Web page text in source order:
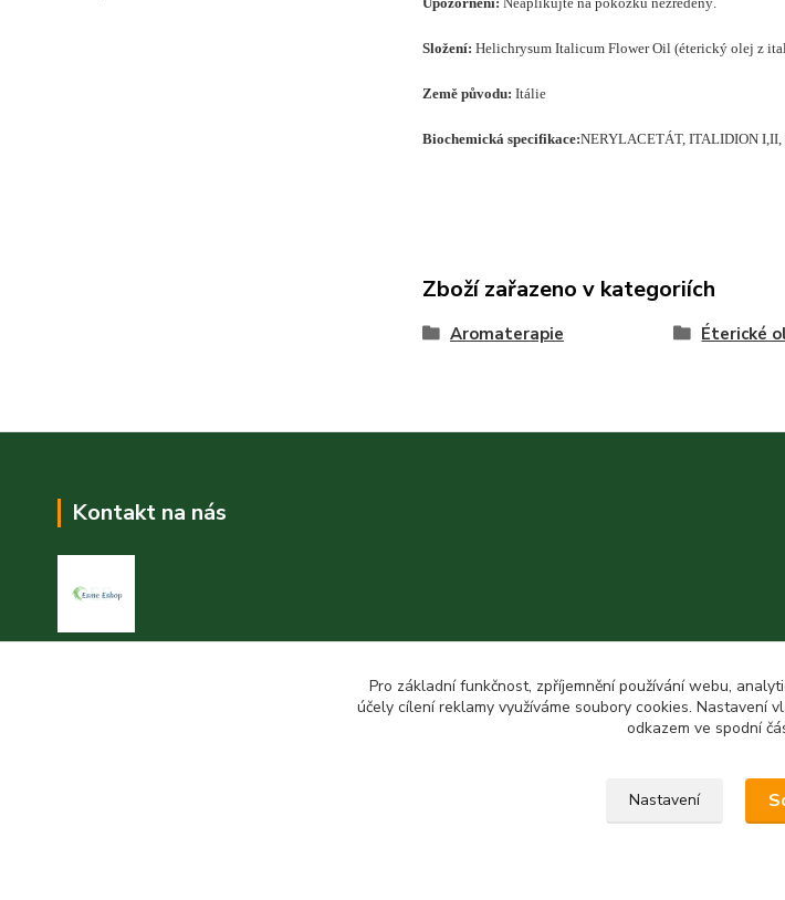
Složení: Helichrysum Italicum Flower Oil (éterický olej z
Země původu: Itálie
Biochemická specifikace:NERYLACETÁT, ITALIDION I,II,
Zboží zařazeno v kategoriích
Aromaterapie Éterické
Kontakt na nás
Pro základní funkčnost, zpříjemnění používání webu,
účely cílení reklamy využíváme soubory cookies. Nastavení
odkazem ve spodní
Nastavení